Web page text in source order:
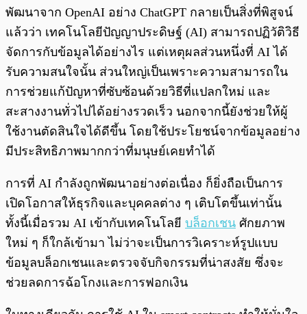
พัฒนาจาก OpenAI อย่าง ChatGPT กลายเป็นสิ่งที่พิสูจน์
แล้วว่า เทคโนโลยีปัญญาประดิษฐ์ (AI) สามารถปฏิวัติวิธี
จัดการกับข้อมูลได้อย่างไร แต่เหตุผลส่วนหนึ่งที่ AI ได้
รับความสนใจนั้น ส่วนใหญ่เป็นเพราะความสามารถใน
การช่วยแก้ปัญหาที่ซับซ้อนด้วยวิธีที่แปลกใหม่ และ
สะสางงานทั่วไปได้อย่างรวดเร็ว นอกจากนี้ยังช่วยให้ผู้
ใช้งานตัดสินใจได้ดีขึ้น โดยใช้ประโยชน์จากข้อมูลอย่าง
มีประสิทธิภาพมากกว่าที่มนุษย์เคยทำได้
การที่ AI กำลังถูกพัฒนาอย่างต่อเนื่อง ก็ยิ่งถือเป็นการ
เปิดโอกาสให้ธุรกิจและบุคคลต่าง ๆ เติบโตขึ้นเท่านั้น
ทั้งนี้เมื่อรวม AI เข้ากับเทคโนโลยี บล็อกเชน ศักยภาพ
ใหม่ ๆ ก็ใกล้เข้ามา ไม่ว่าจะเป็นการวิเคราะห์รูปแบบ
ข้อมูลบล็อกเชนและตรวจจับกิจกรรมที่น่าสงสัย ซึ่งจะ
ช่วยลดการฉ้อโกงและการฟอกเงิน